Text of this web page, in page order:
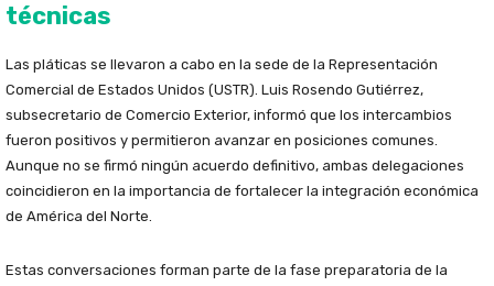
técnicas
Las pláticas se llevaron a cabo en la sede de la Representación
Comercial de Estados Unidos (USTR). Luis Rosendo Gutiérrez,
subsecretario de Comercio Exterior, informó que los intercambios
fueron positivos y permitieron avanzar en posiciones comunes.
Aunque no se firmó ningún acuerdo definitivo, ambas delegaciones
coincidieron en la importancia de fortalecer la integración económica
de América del Norte.
Estas conversaciones forman parte de la fase preparatoria de la